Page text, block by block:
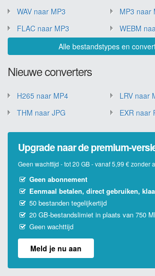
WAV naar MP3
MP3 naar
FLAC naar MP3
WEBM
Alle bestandstypes en
Nieuwe converters
H265 naar MP4
LRV naar
THM naar JPG
EXR naar
Upgrade naar de premium-
Geen wachttijd - tot 20 GB - vanaf 5,99 € zonder
Geen abonnement
Eenmaal betalen, direct gebruiken,
50 bestanden tegelijkertijd
20 GB-bestandslimiet in plaats van 750
Geen wachttijd
Meld je nu aan